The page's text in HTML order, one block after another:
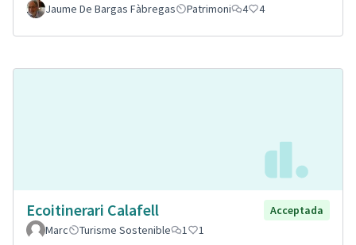
Jaume De Bargas Fàbregas
Patrimoni 4 4
Ecoitinerari Calafell
Acceptada
Marc
Turisme Sostenible 1 1